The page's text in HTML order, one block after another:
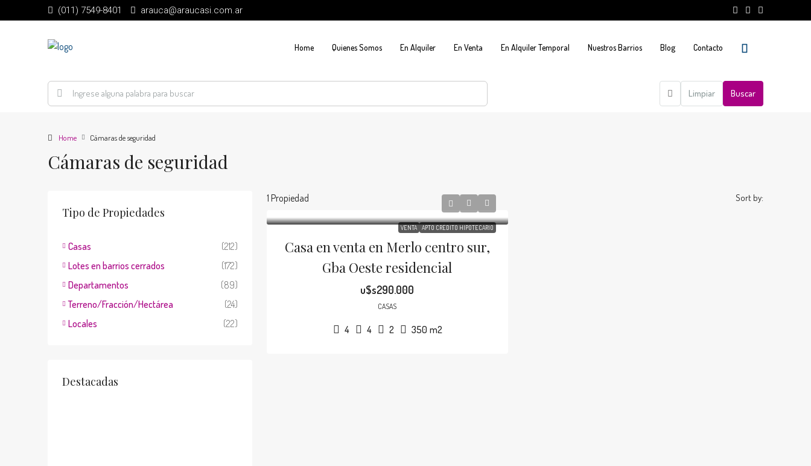
(011) 7549-8401 arauca@araucasi.com.ar
Home Quienes Somos En Alquiler En Venta En Alquiler Temporal Nuestros Barrios Blog Contacto
Limpiar Buscar
Home Cámaras de seguridad
Cámaras de seguridad
1 Propiedad Sort by:
VENTA APTO CRÉDITO HIPOTECARIO
Casa en venta en Merlo centro sur,
Gba Oeste residencial
u$s290.000
CASAS
4 4 2 350 m2
Tipo de Propiedades
Casas
(212)
Lotes en barrios cerrados
(172)
Departamentos
(89)
Terreno/Fracción/Hectárea
(24)
Locales
(22)
Destacadas